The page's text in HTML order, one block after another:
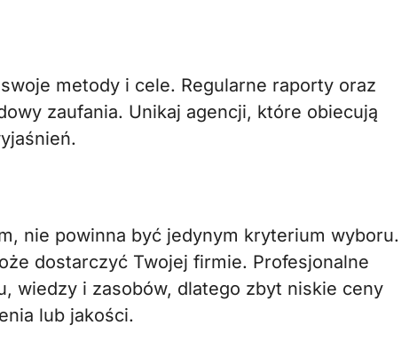
metody i cele. Regularne raporty oraz
zaufania. Unikaj agencji, które obiecują
nie powinna być jedynym kryterium wyboru.
dostarczyć Twojej firmie. Profesjonalne
wiedzy i zasobów, dlatego zbyt niskie ceny
lub jakości.